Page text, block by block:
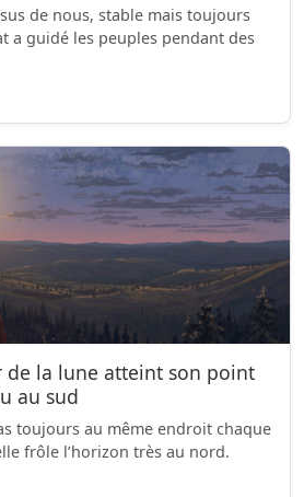
de nous, stable mais toujours
a guidé les peuples pendant des
de la lune atteint son point
au sud
toujours au même endroit chaque
frôle l’horizon très au nord.